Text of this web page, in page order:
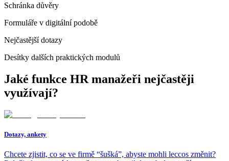
Schránka důvěry
Formuláře v digitální podobě
Nejčastější dotazy
Desítky dalších praktických modulů
Jaké funkce HR manažeři nejčastěji
využívají?
Dotazy, ankety
Chcete zjistit, co se ve firmě “šušká”, abyste mohli leccos změnit?